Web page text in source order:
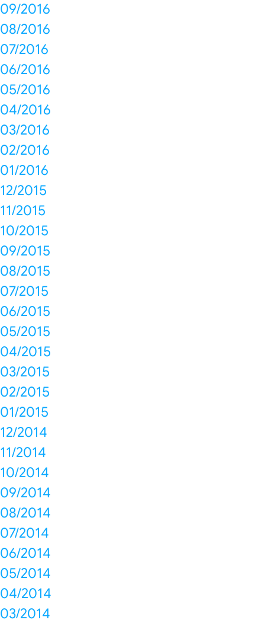
09/2016
08/2016
07/2016
06/2016
05/2016
04/2016
03/2016
02/2016
01/2016
12/2015
11/2015
10/2015
09/2015
08/2015
07/2015
06/2015
05/2015
04/2015
03/2015
02/2015
01/2015
12/2014
11/2014
10/2014
09/2014
08/2014
07/2014
06/2014
05/2014
04/2014
03/2014